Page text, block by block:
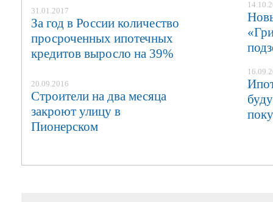
31.01.2017
За год в России количество
просроченных ипотечных
кредитов выросло на 39%
20.09.2016
Строители на два месяца
закроют улицу в
Пионерском